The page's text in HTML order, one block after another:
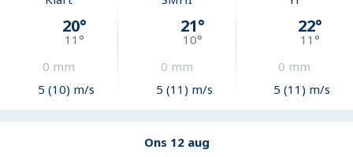
20°
11°
0 mm
5 (10) m/s
21°
10°
0 mm
5 (11) m/s
22°
11°
0 mm
5 (11) m/s
Ons 12 aug